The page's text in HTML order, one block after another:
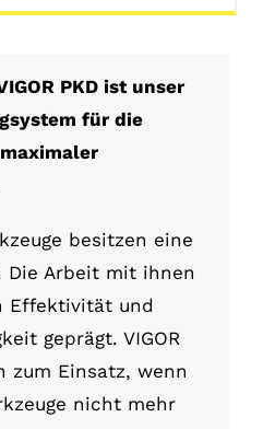
PKD ist unser
für die
besitzen eine
Die Arbeit mit ihnen
Effektivität und
geprägt. VIGOR
zum Einsatz, wenn
nicht mehr